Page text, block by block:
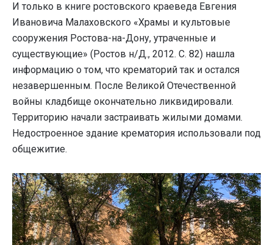
И только в книге ростовского краеведа Евгения
Ивановича Малаховского «Храмы и культовые
сооружения Ростова-на-Дону, утраченные и
существующие» (Ростов н/Д., 2012. С. 82) нашла
информацию о том, что крематорий так и остался
незавершенным. После Великой Отечественной
войны кладбище окончательно ликвидировали.
Территорию начали застраивать жилыми домами.
Недостроенное здание крематория использовали под
общежитие.